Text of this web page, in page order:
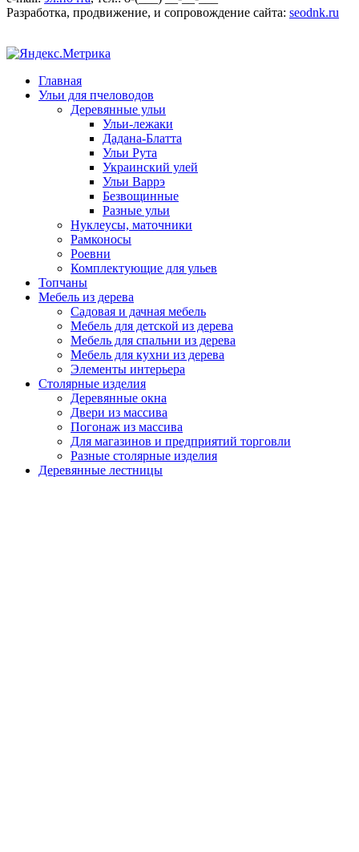
Разработка, продвижение, и сопровождение сайта: seodnk.ru
Главная
Ульи для пчеловодов
Деревянные ульи
Ульи-лежаки
Дадана-Блатта
Ульи Рута
Украинский улей
Ульи Варрэ
Безвощинные
Разные ульи
Нуклеусы, маточники
Рамконосы
Роевни
Комплектующие для ульев
Топчаны
Мебель из дерева
Садовая и дачная мебель
Мебель для детской из дерева
Мебель для спальни из дерева
Мебель для кухни из дерева
Элементы интерьера
Столярные изделия
Деревянные окна
Двери из массива
Погонаж из массива
Для магазинов и предприятий торговли
Разные столярные изделия
Деревянные лестницы